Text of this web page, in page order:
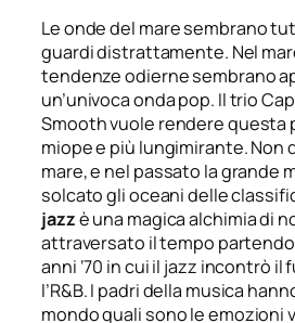
Le onde del mare sembrano
guardi distrattamente. Nel
tendenze odierne sembrano
un’univoca onda pop. Il trio
Smooth vuole rendere questa
miope e più lungimirante. Non
mare, e nel passato la grande
solcato gli oceani delle
jazzè una magica alchimia di
attraversato il tempo
anni ‘70 in cui il jazz incontrò il
l’R&B. I padri della musica
mondo quali sono le emozioni